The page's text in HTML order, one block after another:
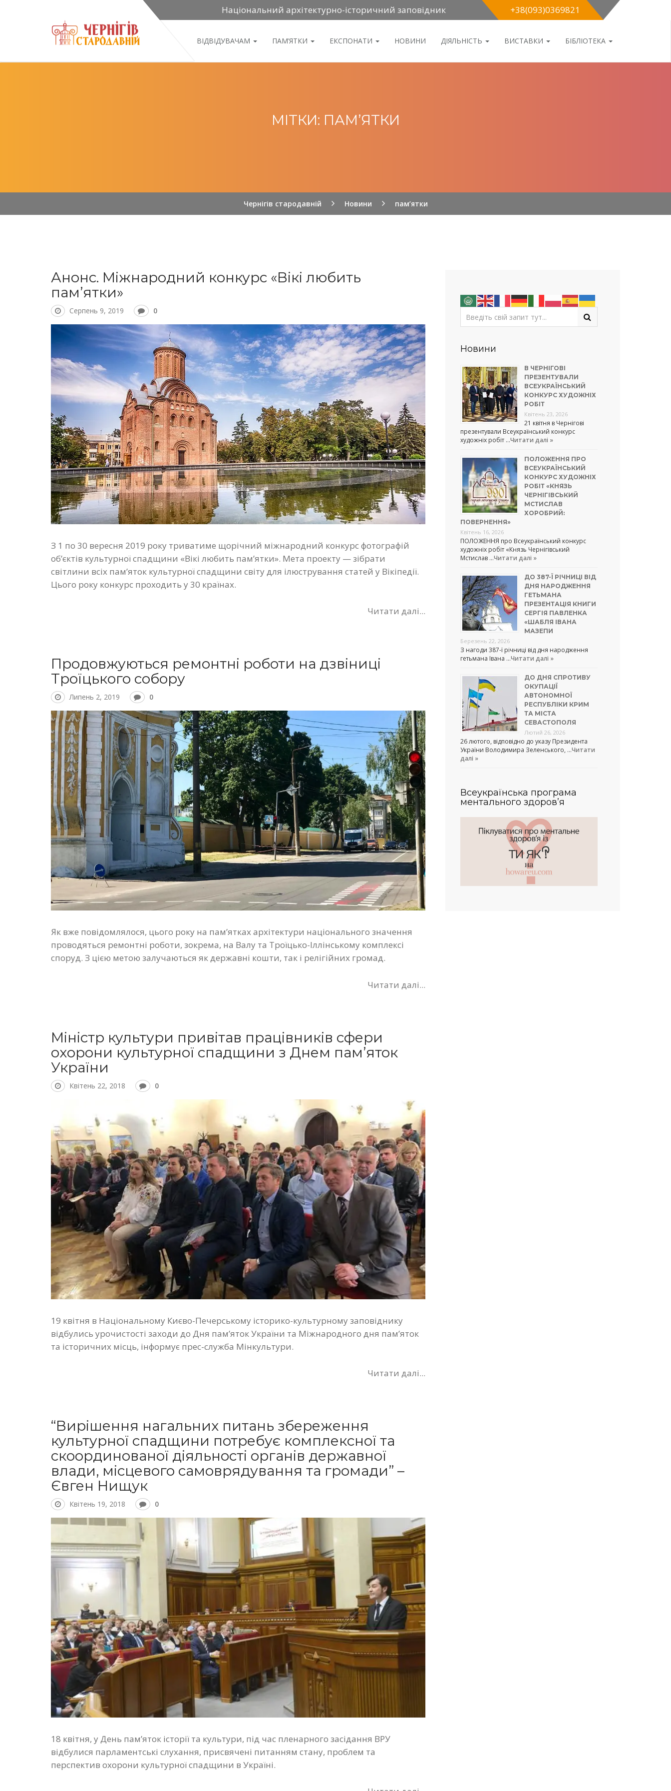
Національний архітектурно-історичний заповідник +38(093)0369821
ВІДВІДУВАЧАМ ПАМ’ЯТКИ ЕКСПОНАТИ НОВИНИ ДІЯЛЬНІСТЬ ВИСТАВКИ БІБЛІОТЕКА
МІТКИ: ПАМ’ЯТКИ
Чернігів стародавній Новини пам’ятки
Анонс. Міжнародний конкурс «Вікі любить
пам’ятки»
Серпень 9, 2019 0
З 1 по 30 вересня 2019 року триватиме щорічний міжнародний конкурс фотографій
об’єктів культурної спадщини «Вікі любить пам’ятки». Мета проекту — зібрати
світлини всіх пам’яток культурної спадщини світу для ілюстрування статей у Вікіпедії.
Цього року конкурс проходить у 30 країнах.
Читати далі...
Продовжуються ремонтні роботи на дзвіниці
Троїцького собору
Липень 2, 2019 0
Як вже повідомлялося, цього року на пам’ятках архітектури національного значення
проводяться ремонтні роботи, зокрема, на Валу та Троїцько-Іллінському комплексі
споруд. З цією метою залучаються як державні кошти, так і релігійних громад.
Читати далі...
Міністр культури привітав працівників сфери
охорони культурної спадщини з Днем пам’яток
України
Квітень 22, 2018 0
19 квітня в Національному Києво-Печерському історико-культурному заповіднику
відбулись урочистості заходи до Дня пам’яток України та Міжнародного дня пам’яток
та історичних місць, інформує прес-служба Мінкультури.
Читати далі...
“Вирішення нагальних питань збереження
культурної спадщини потребує комплексної та
скоординованої діяльності органів державної
влади, місцевого самоврядування та громади” –
Євген Нищук
Квітень 19, 2018 0
18 квітня, у День пам’яток історії та культури, під час пленарного засідання ВРУ
відбулися парламентські слухання, присвячені питанням стану, проблем та
перспектив охорони культурної спадщини в Україні.
Новини
В ЧЕРНІГОВІ
ПРЕЗЕНТУВАЛИ
ВСЕУКРАЇНСЬКИЙ
КОНКУРС ХУДОЖНІХ
РОБІТ
Квітень 23, 2026
21 квітня в Чернігові
презентували Всеукраїнський конкурс
художніх робіт …Читати далі »
ПОЛОЖЕННЯ ПРО
ВСЕУКРАЇНСЬКИЙ
КОНКУРС ХУДОЖНІХ
РОБІТ «КНЯЗЬ
ЧЕРНІГІВСЬКИЙ
МСТИСЛАВ
ХОРОБРИЙ:
ПОВЕРНЕННЯ»
Квітень 16, 2026
ПОЛОЖЕННЯ про Всеукраїнський конкурс
художніх робіт «Князь Чернігівський
Мстислав …Читати далі »
ДО 387-Ї РІЧНИЦІ ВІД
ДНЯ НАРОДЖЕННЯ
ГЕТЬМАНА
ПРЕЗЕНТАЦІЯ КНИГИ
СЕРГІЯ ПАВЛЕНКА
«ШАБЛЯ ІВАНА
МАЗЕПИ
Березень 22, 2026
З нагоди 387-ї річниці від дня народження
гетьмана Івана …Читати далі »
ДО ДНЯ СПРОТИВУ
ОКУПАЦІЇ
АВТОНОМНОЇ
РЕСПУБЛІКИ КРИМ
ТА МІСТА
СЕВАСТОПОЛЯ
Лютий 26, 2026
26 лютого, відповідно до указу Президента
України Володимира Зеленського, …Читати
далі »
Всеукраїнська програма
ментального здоров’я